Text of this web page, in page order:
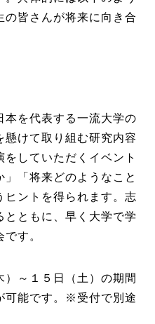
の皆さんが将来に向き合
本を代表する一流大学の
けて取り組む研究内容
していただくイベント
「将来どのようなこと
ヒントを得られます。志
ともに、早く大学で学
す。
～１５日（土）の期間
可能です。※受付で別途